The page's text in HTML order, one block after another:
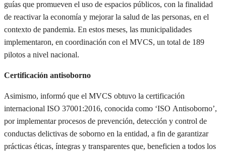
guías que promueven el uso de espacios públicos, con la finalidad
de reactivar la economía y mejorar la salud de las personas, en el
contexto de pandemia. En estos meses, las municipalidades
implementaron, en coordinación con el MVCS, un total de 189
pilotos a nivel nacional.
Certificación antisoborno
Asimismo, informó que el MVCS obtuvo la certificación
internacional ISO 37001:2016, conocida como ‘ISO Antisoborno’,
por implementar procesos de prevención, detección y control de
conductas delictivas de soborno en la entidad, a fin de garantizar
prácticas éticas, íntegras y transparentes que, beneficien a todos los